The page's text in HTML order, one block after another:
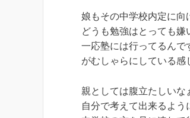
娘もその中学校内定に
どうも勉強はとっても嫌
一応塾には行ってるんで
がむしゃらにしている感
親としては腹立たしいな
自分で考えて出来るよう